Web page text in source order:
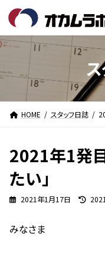
テ
ン
へ
キ
ゲ
ー
ョ
に
HOME スタッフ日誌
2021年1発
たい」
2021年1月17日
最
みなさま